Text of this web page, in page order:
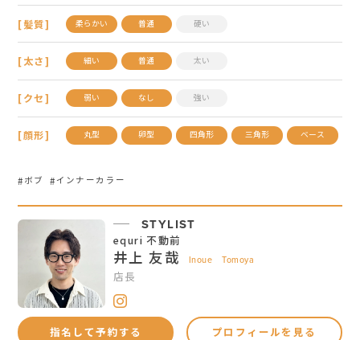
[髪質] 柔らかい 普通 硬い
[太さ] 細い 普通 太い
[クセ] 弱い なし 強い
[顔形] 丸型 卵型 四角形 三角形 ベース
ボブ インナーカラー
STYLIST
equri 不動前
井上 友哉 Inoue Tomoya
店長
指名して予約する プロフィールを見る